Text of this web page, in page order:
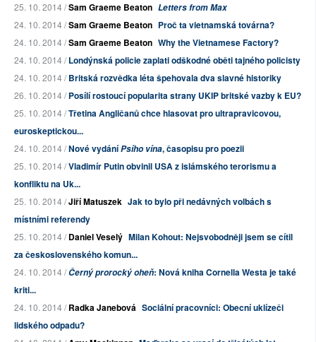
25. 10. 2014 /Sam Graeme Beaton Letters from Max
24. 10. 2014 /Sam Graeme Beaton Proč ta vietnamská továrna?
24. 10. 2014 /Sam Graeme Beaton Why the Vietnamese Factory?
24. 10. 2014 /Londýnská policie zaplati odškodné oběti tajného policisty
24. 10. 2014 /Britská rozvědka léta špehovala dva slavné historiky
26. 10. 2014 /Posílí rostoucí popularita strany UKIP britské vazby k EU?
25. 10. 2014 /Třetina Angličanů chce hlasovat pro ultrapravicovou,
euroskeptickou...
24. 10. 2014 /Nové vydáníPsího vína, časopisu pro poezii
25. 10. 2014 /Vladimír Putin obvinil USA z islámského terorismu a
konfliktu na Uk...
25. 10. 2014 /Jiří Matuszek Jak to bylo při nedávných volbách s
místními referendy
25. 10. 2014 /Daniel Veselý Milan Kohout: Nejsvobodněji jsem se cítil
za československého komun...
24. 10. 2014 /Černý prorocký oheň: Nová kniha Cornella Westa je také
kriti...
24. 10. 2014 /Radka Janebová Sociální pracovníci: Obecní uklízeči
lidského odpadu?